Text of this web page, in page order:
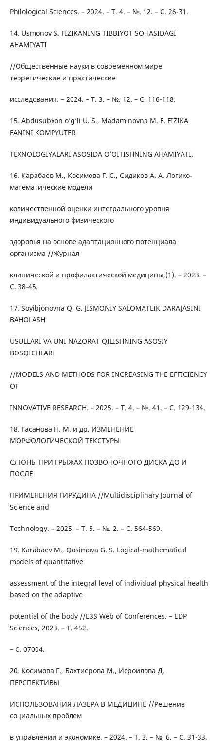
Philological Sciences. – 2024. – Т. 4. – №. 12. – С. 26-31.
14. Usmonov S. FIZIKANING TIBBIYOT SOHASIDAGI
AHAMIYATI
//Общественные науки в современном мире:
теоретические и практические
исследования. – 2024. – Т. 3. – №. 12. – С. 116-118.
15. Abdusubxon o’g’li U. S., Madaminovna M. F. FIZIKA
FANINI KOMPYUTER
TEXNOLOGIYALARI ASOSIDA O’QITISHNING AHAMIYATI.
16. Карабаев М., Косимова Г. С., Сидиков А. А. Логико-
математические модели
количественной оценки интегрального уровня
индивидуального физического
здоровья на основе адаптационного потенциала
организма //Журнал
клинической и профилактической медицины,(1). – 2023. –
С. 38-45.
17. Soyibjonovna Q. G. JISMONIY SALOMATLIK DARAJASINI
BAHOLASH
USULLARI VA UNI NAZORAT QILISHNING ASOSIY
BOSQICHLARI
//MODELS AND METHODS FOR INCREASING THE EFFICIENCY
OF
INNOVATIVE RESEARCH. – 2025. – Т. 4. – №. 41. – С. 129-134.
18. Гасанова Н. М. и др. ИЗМЕНЕНИЕ
МОРФОЛОГИЧЕСКОЙ ТЕКСТУРЫ
СЛЮНЫ ПРИ ГРЫЖАХ ПОЗВОНОЧНОГО ДИСКА ДО И
ПОСЛЕ
ПРИМЕНЕНИЯ ГИРУДИНА //Multidisciplinary Journal of
Science and
Technology. – 2025. – Т. 5. – №. 2. – С. 564-569.
19. Karabaev M., Qosimova G. S. Logical-mathematical
models of quantitative
assessment of the integral level of individual physical health
based on the adaptive
potential of the body //E3S Web of Conferences. – EDP
Sciences, 2023. – Т. 452.
– С. 07004.
20. Косимова Г., Бахтиерова М., Исроилова Д.
ПЕРСПЕКТИВЫ
ИСПОЛЬЗОВАНИЯ ЛАЗЕРА В МЕДИЦИНЕ //Решение
социальных проблем
в управлении и экономике. – 2024. – Т. 3. – №. 6. – С. 31-33.